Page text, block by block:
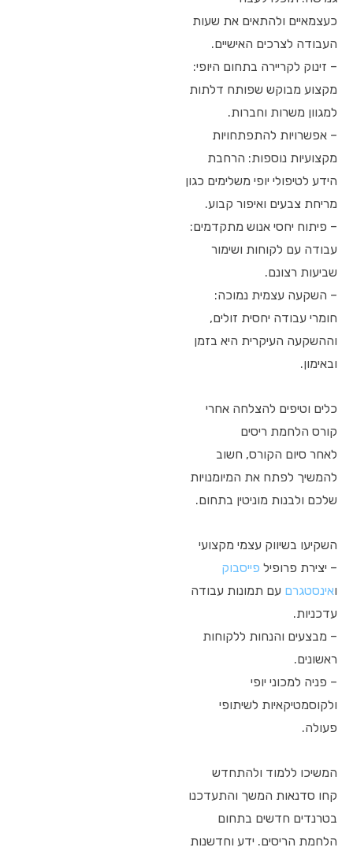
כעצמאיים ולהתאים את שעות
העבודה לצרכים האישיים.
– זינוק לקריירה בתחום היופי:
מקצוע מבוקש שפותח דלתות
למגוון משרות וחברות.
– אפשרויות להתפתחויות
מקצועיות נוספות: הרחבת
הידע לטיפולי יופי משלימים כגון
מריחת צבעים ואיפור קבוע.
– פיתוח יחסי אנוש מתקדמים:
עבודה עם לקוחות ושימור
שביעות רצונם.
– השקעה עצמית נמוכה:
חומרי עבודה יחסית זולים,
וההשקעה העיקרית היא בזמן
ובאימון.
כלים וטיפים להצלחה אחרי
קורס הלחמת ריסים
לאחר סיום הקורס, חשוב
להמשיך לפתח את המיומנויות
שלכם ולבנות מוניטין בתחום.
השקיעו בשיווק עצמי מקצועי
– יצירת פרופיל פייסבוק
ואינסטגרם עם תמונות עבודה
עדכניות.
– מבצעים והנחות ללקוחות
ראשונים.
– פניה למכוני יופי
ולקוסמטיקאיות לשיתופי
פעולה.
המשיכו ללמוד ולהתחדש
קחו סדנאות המשך והתעדכנו
בטרנדים חדשים בתחום
הלחמת הריסים. ידע וחדשנות